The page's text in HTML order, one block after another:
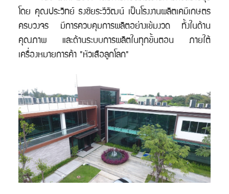
โดย คุณประวิทย์ ธงชัยระวีวัฒน์ เป็นโรงงานผลิตเคมีเกษตร
ครบวงจร มีการควบคุมการผลิตอย่างเข้มงวด ทั้งในด้าน
คุณภาพ และด้านระบบการผลิตในทุกขั้นตอน ภายใต้
เครื่องหมายการค้า "หัวเสือลูกโลก"